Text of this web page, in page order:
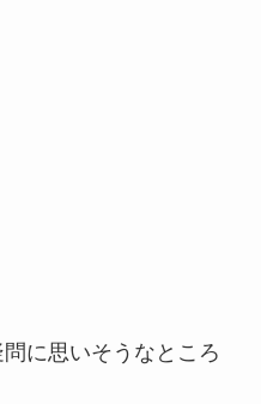
に思いそうなところ